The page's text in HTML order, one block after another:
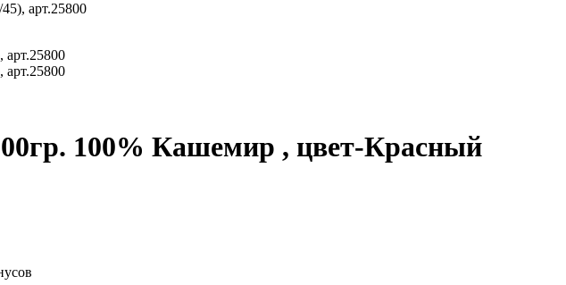
арт.25800
100% Кашемир , цвет-Красный